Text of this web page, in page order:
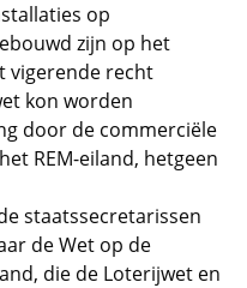
op
zijn op het
vigerende recht
kon worden
door de commerciële
REM-eiland, hetgeen
staatssecretarissen
de Wet op de
die de Loterijwet en